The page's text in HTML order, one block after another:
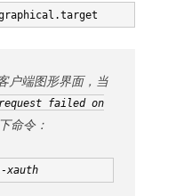
户端图形界面，当
failed on
命令：
xauth